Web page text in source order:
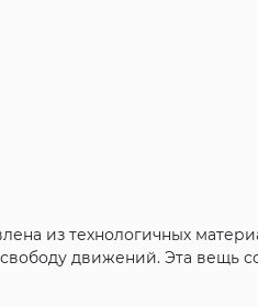
из технологичных
движений. Эта вещь